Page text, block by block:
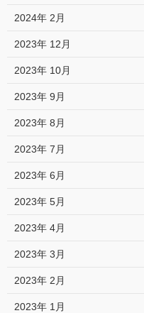
2024年 2月
2023年 12月
2023年 10月
2023年 9月
2023年 8月
2023年 7月
2023年 6月
2023年 5月
2023年 4月
2023年 3月
2023年 2月
2023年 1月